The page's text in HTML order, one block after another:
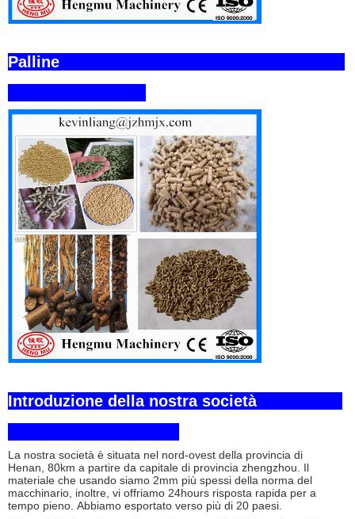
Palline
Introduzione della nostra società
La nostra società è situata nel nord-ovest della provincia di
Henan, 80km a partire da capitale di provincia zhengzhou. Il
materiale che usando siamo 2mm più spessi della norma del
macchinario, inoltre, vi offriamo 24hours risposta rapida per a
tempo pieno. Abbiamo esportato verso più di 20 paesi.